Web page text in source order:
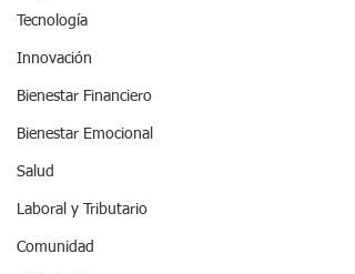
Tecnología
Innovación
Bienestar Financiero
Bienestar Emocional
Salud
Laboral y Tributario
Comunidad